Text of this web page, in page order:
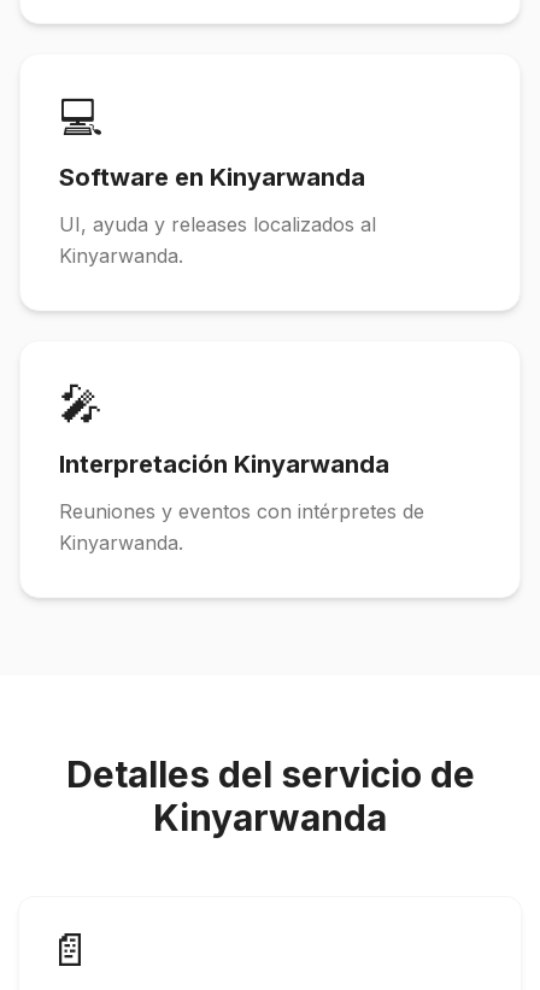
💻
Software en Kinyarwanda
UI, ayuda y releases localizados al
Kinyarwanda.
🎤
Interpretación Kinyarwanda
Reuniones y eventos con intérpretes de
Kinyarwanda.
Detalles del servicio de
Kinyarwanda
📄